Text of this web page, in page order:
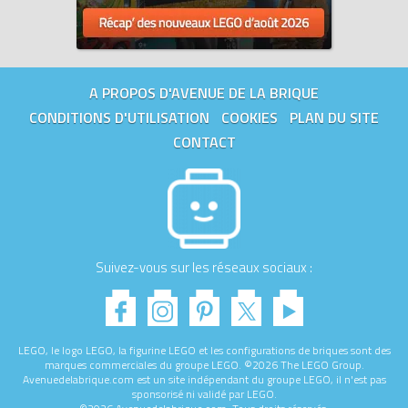
A PROPOS D'AVENUE DE LA BRIQUE
CONDITIONS D'UTILISATION
COOKIES
PLAN DU SITE
CONTACT
Suivez-vous sur les réseaux sociaux :
LEGO, le logo LEGO, la figurine LEGO et les configurations de briques sont des
marques commerciales du groupe LEGO. ©2026 The LEGO Group.
Avenuedelabrique.com est un site indépendant du groupe LEGO, il n'est pas
sponsorisé ni validé par LEGO.